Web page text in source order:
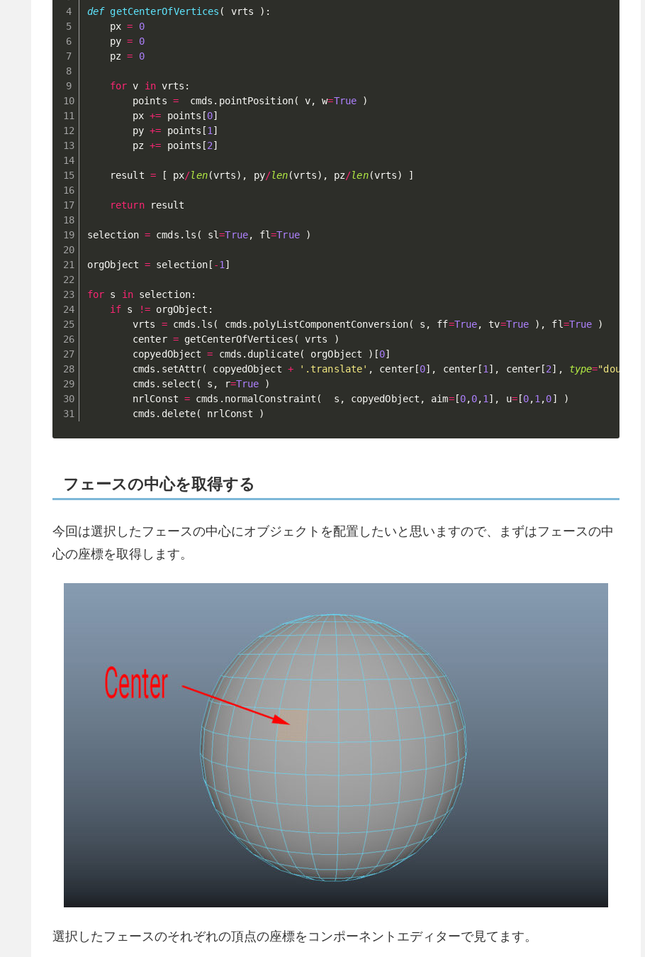
def getCenterOfVertices ( vrts ) :
	px
=
0
	py
=
0
	pz
= 0
for v in vrts :
		points
=
  cmds
. pointPosition( v, w=True
)
		px
+= points [0]
		py
+= points [1 ]
		pz
+= points [2]
	result
= [ px/len(vrts) , py/len(vrts) , pz/len(vrts) ]
return result
selection = cmds . ls ( sl=True, fl=True )
orgObject = selection [ -1 ]
for s in selection:
if s != orgObject :
		vrts
= cmds . ls ( cmds . polyListComponentConversion( s , ff=True, tv=True ) , fl=True
)
		center
= getCenterOfVertices ( vrts
)
		copyedObject
= cmds . duplicate( orgObject ) [0]
		cmds
. setAttr( copyedObject + '.translate' , center[0] , center [1 ] , center [2] , type="double3"
		cmds
. select ( s , r=True
)
		nrlConst
= cmds . normalConstraint (
  s
, copyedObject , aim=[0,0,1 ] , u=[0,1 ,0]
)
		cmds
. delete( nrlConst )
フェースの中心を取得する
今回は選択したフェースの中心にオブジェクトを配置したいと思いますので、まずはフェースの中
心の座標を取得します。
選択したフェースのそれぞれの頂点の座標をコンポーネントエディターで見てます。